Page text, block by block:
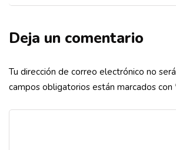
Deja un comentario
Tu dirección de correo electrónico no
campos obligatorios están marcados con